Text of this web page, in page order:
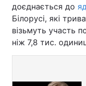
доєднається до
Білорусі, які
візьмуть участь
ніж 7,8 тис.